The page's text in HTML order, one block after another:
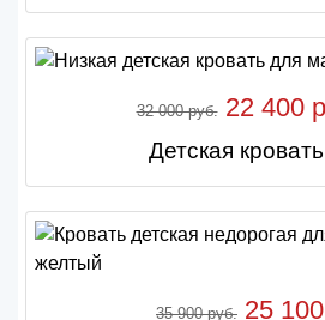
32 000 руб.22 400
Детская
35 900 руб. 25